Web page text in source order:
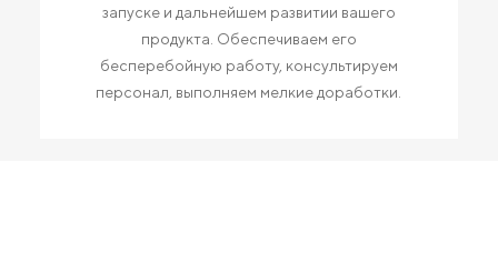
запуске и дальнейшем развитии вашего
продукта. Обеспечиваем его
бесперебойную работу, консультируем
персонал, выполняем мелкие доработки.